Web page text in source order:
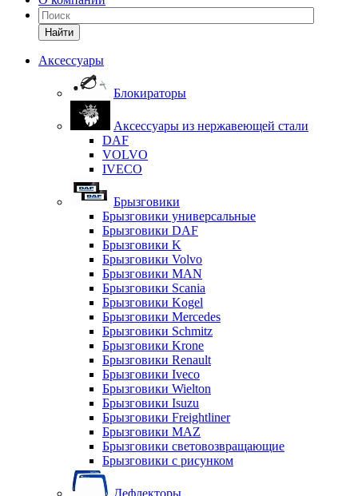
Найти
Аксессуары
Блокираторы
Аксессуары из нержавеющей стали
DAF
VOLVO
IVECO
Брызговики
Брызговики универсальные
Брызговики DAF
Брызговики K
Брызговики Volvo
Брызговики MAN
Брызговики Scania
Брызговики Kogel
Брызговики Mercedes
Брызговики Schmitz
Брызговики Krone
Брызговики Renault
Брызговики Iveco
Брызговики Wielton
Брызговики Isuzu
Брызговики Freightliner
Брызговики MAZ
Брызговики световозвращающие
Брызговики с рисунком
Дефлекторы